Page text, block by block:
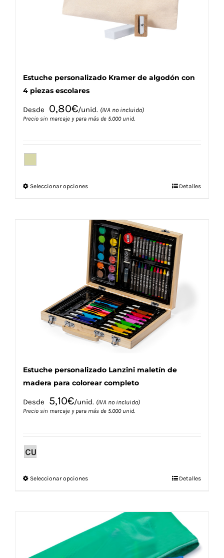
Estuche personalizado Kramer de algodón con
4 piezas escolares
Desde 0,80€/unid. (IVA no incluido)
Precio sin marcaje y para más de 5.000 unid.
Seleccionar opcionesEste
múltiples
variantes.
Las
opciones
se
pueden
elegir
en
la
página
de
producto
Detalles
Estuche personalizado Lanzini maletín de
madera para colorear completo
Desde 5,10€/unid. (IVA no incluido)
Precio sin marcaje y para más de 5.000 unid.
Seleccionar opcionesEste
múltiples
variantes.
Detalles